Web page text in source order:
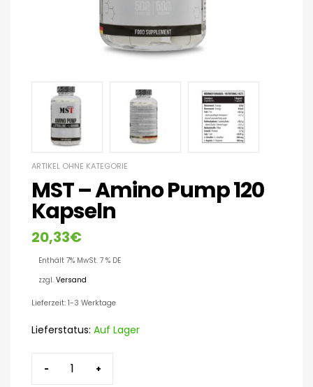
ARTIKEL OHNE KATEGORIE
MST – Amino Pump 120
Kapseln
20,33€
Enthält 7% MwSt. 7 % DE
zzgl. Versand
Lieferzeit: 1-3 Werktage
Lieferstatus: Auf Lager
- +